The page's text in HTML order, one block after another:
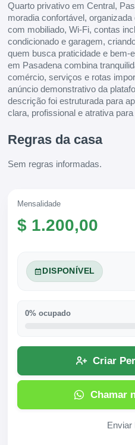
Quarto privativo em Central,
moradia confortável,
com mobiliado, Wi-Fi, contas
condicionado e garagem,
quem busca praticidade e bem-
em Pasadena combina
comércio, serviços e rotas
anúncio demonstrativo da
descrição foi estruturada para
clara, profissional e atrativa
Regras da casa
Sem regras informadas.
Mensalidade
$ 1.200,00
DISPONÍVEL
0% ocupado
Criar
Chamar
Enviar